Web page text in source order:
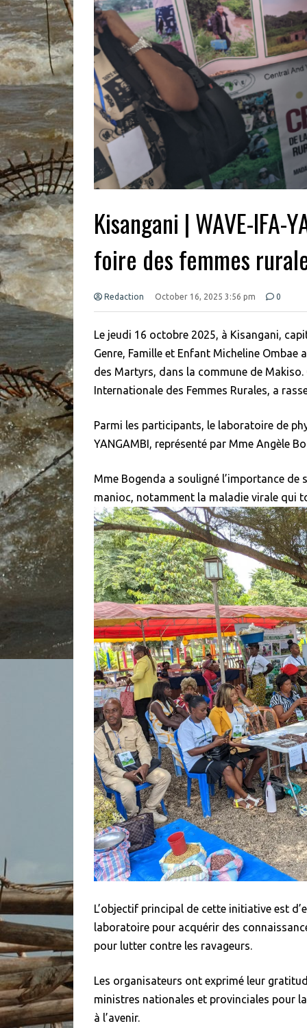
Kisangani | WAVE-IFA-
foire des femmes
Redaction October 16, 2025 3:56 pm 0
Le jeudi 16 octobre 2025, à Kisangani,
Genre, Famille et Enfant Micheline Ombae
des Martyrs, dans la commune de
Internationale des Femmes Rurales, a
Parmi les participants, le laboratoire de
YANGAMBI, représenté par Mme Angèle
Mme Bogenda a souligné l’importance
manioc, notamment la maladie virale qui
L’objectif principal de cette initiative est
laboratoire pour acquérir des
pour lutter contre les ravageurs.
Les organisateurs ont exprimé leur
ministres nationales et provinciales pour
à l’avenir.